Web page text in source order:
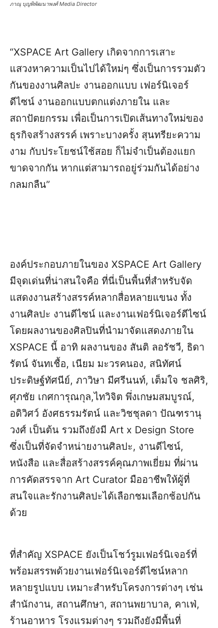
ภาณุ บุญพิพัฒนาพงศ์ Media Director
“XSPACE Art Gallery เกิดจากการเสาะ
แสวงหาความเป็นไปได้ใหม่ๆ ซึ่งเป็นการรวมตัว
กันของงานศิลปะ งานออกแบบ เฟอร์นิเจอร์
ดีไซน์ งานออกแบบตกแต่งภายใน และ
สถาปัตยกรรม เพื่อเป็นการเปิดเส้นทางใหม่ของ
ธุรกิจสร้างสรรค์ เพราะบางครั้ง สุนทรียะความ
งาม กับประโยชน์ใช้สอย ก็ไม่จำเป็นต้องแยก
ขาดจากกัน หากแต่สามารถอยู่ร่วมกันได้อย่าง
กลมกลืน”
องค์ประกอบภายในของ XSPACE Art Gallery
มีจุดเด่นที่น่าสนใจคือ ที่นี่เป็นพื้นที่สำหรับจัด
แสดงงานสร้างสรรค์หลากสื่อหลายแขนง ทั้ง
งานศิลปะ งานดีไซน์ และงานเฟอร์นิเจอร์ดีไซน์
โดยผลงานของศิลปินที่นำมาจัดแสดงภายใน
XSPACE นี้ อาทิ ผลงานของ สันติ ลอรัชวี, ธิดา
รัตน์ จันทเชื้อ, เนียม มะวรคนอง, สนิทัศน์
ประดิษฐ์ทัศนีย์, ภาวิษา มีศรีนนท์, เต็มใจ ชลศิริ,
ศุภชัย เกศการุณกุล,ไทวิจิต พึ่งเกษมสมบูรณ์,
อดิวิศว์ อังศธรรมรัตน์ และวิชชุลดา ปัณฑรานุ
วงศ์ เป็นต้น รวมถึงยังมี Art x Design Store
ซึ่งเป็นที่จัดจำหน่ายงานศิลปะ, งานดีไซน์,
หนังสือ และสื่อสร้างสรรค์คุณภาพเยี่ยม ที่ผ่าน
การคัดสรรจาก Art Curator มืออาชีพให้ผู้ที่
สนใจและรักงานศิลปะได้เลือกชมเลือกช้อปกัน
ด้วย
ที่สำคัญ XSPACE ยังเป็นโชว์รูมเฟอร์นิเจอร์ที่
พร้อมสรรพด้วยงานเฟอร์นิเจอร์ดีไซน์หลาก
หลายรูปแบบ เหมาะสำหรับโครงการต่างๆ เช่น
สำนักงาน, สถานศึกษา, สถานพยาบาล, คาเฟ่,
ร้านอาหาร โรงแรมต่างๆ รวมถึงยังมีพื้นที่